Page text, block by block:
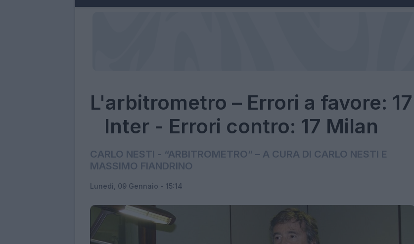
L'arbitrometro – Errori a favore: 17
Inter - Errori contro: 17 Milan
CARLO NESTI - “ARBITROMETRO” – A CURA DI CARLO NESTI E
MASSIMO FIANDRINO
Lunedì, 09 Gennaio - 15:14